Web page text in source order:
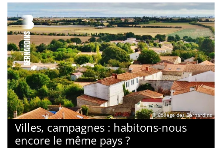
© Collège des Bernardins
Villes, campagnes : habitons-nous
encore le même pays ?